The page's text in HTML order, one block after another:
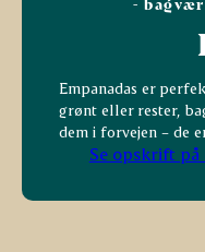
-
Empanadas er
grønt eller rester,
dem i forvejen – de
Se opskrift på